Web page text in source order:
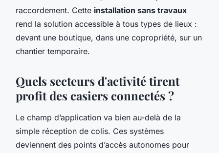
raccordement. Cette installation sans travaux
rend la solution accessible à tous types de lieux :
devant une boutique, dans une copropriété, sur un
chantier temporaire.
Quels secteurs d'activité tirent
profit des casiers connectés ?
Le champ d’application va bien au-delà de la
simple réception de colis. Ces systèmes
deviennent des points d’accès autonomes pour